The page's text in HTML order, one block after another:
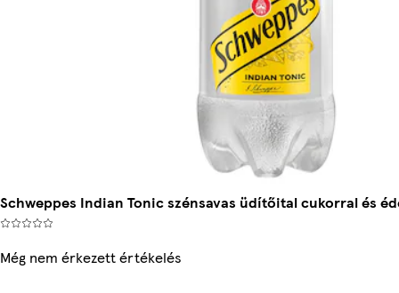
Schweppes Indian Tonic szénsavas üdítőital cukorral és
Még nem érkezett értékelés